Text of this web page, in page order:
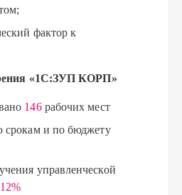
фактор к
«1С:ЗУП КОРП»
146рабочих мест
срокам и по бюджету
управленческой
12%